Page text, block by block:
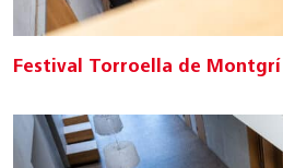
Festival Torroella de Montgrí